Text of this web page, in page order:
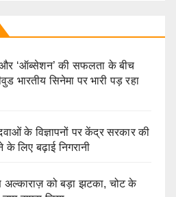
और ‘ऑब्सेशन’ की सफलता के बीच
भारतीय सिनेमा पर भारी पड़ रहा
के विज्ञापनों पर केंद्र सरकार की
लिए बढ़ाई निगरानी
को बड़ा झटका, चोट के